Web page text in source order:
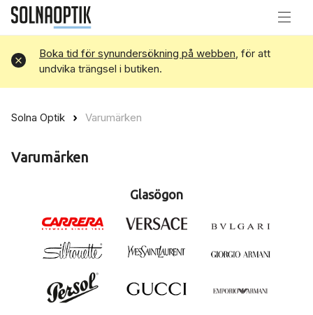
Boka tid för synundersökning på webben, för att
undvika trängsel i butiken.
Avvisa
Solna Optik Varumärken
Varumärken
Glasögon